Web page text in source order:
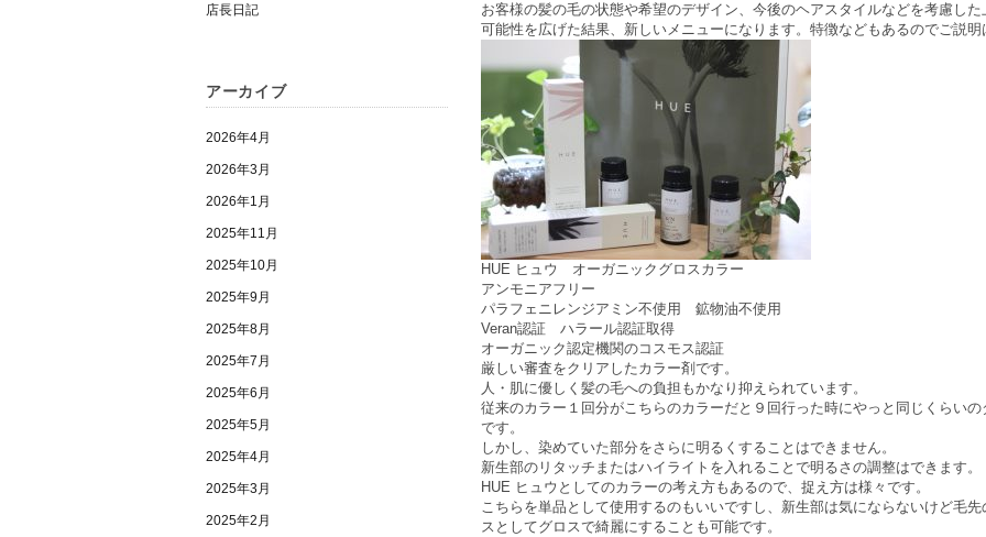
店長日記
アーカイブ
2026年4月
2026年3月
2026年1月
2025年11月
2025年10月
2025年9月
2025年8月
2025年7月
2025年6月
2025年5月
2025年4月
2025年3月
2025年2月
お客様の髪の毛の状態や希望のデザイン、今後のヘアスタイルなどを考慮し
可能性を広げた結果、新しいメニューになります。特徴などもあるのでご説明
HUE ヒュウ オーガニックグロスカラー
アンモニアフリー
パラフェニレンジアミン不使用 鉱物油不使用
Veran認証 ハラール認証取得
オーガニック認定機関のコスモス認証
厳しい審査をクリアしたカラー剤です。
人・肌に優しく髪の毛への負担もかなり抑えられています。
従来のカラー１回分がこちらのカラーだと９回行った時にやっと同じくらい
です。
しかし、染めていた部分をさらに明るくすることはできません。
新生部のリタッチまたはハイライトを入れることで明るさの調整はできます。
HUE ヒュウとしてのカラーの考え方もあるので、捉え方は様々です。
こちらを単品として使用するのもいいですし、新生部は気にならないけど毛
スとしてグロスで綺麗にすることも可能です。